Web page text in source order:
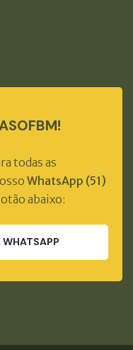
todas as
WhatsApp (51)
abaixo: